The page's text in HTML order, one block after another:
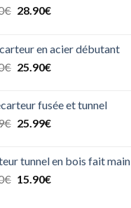
€ Le
était :
33.90€.
28.90€Le
est :
28.90€.
en acier débutant
€ Le
était :
32.90€.
25.90€Le
est :
25.90€.
fusée et tunnel
€ Le
était :
30.99€.
25.99€Le
est :
25.99€.
tunnel en bois fait main
€ Le
15.90€Le